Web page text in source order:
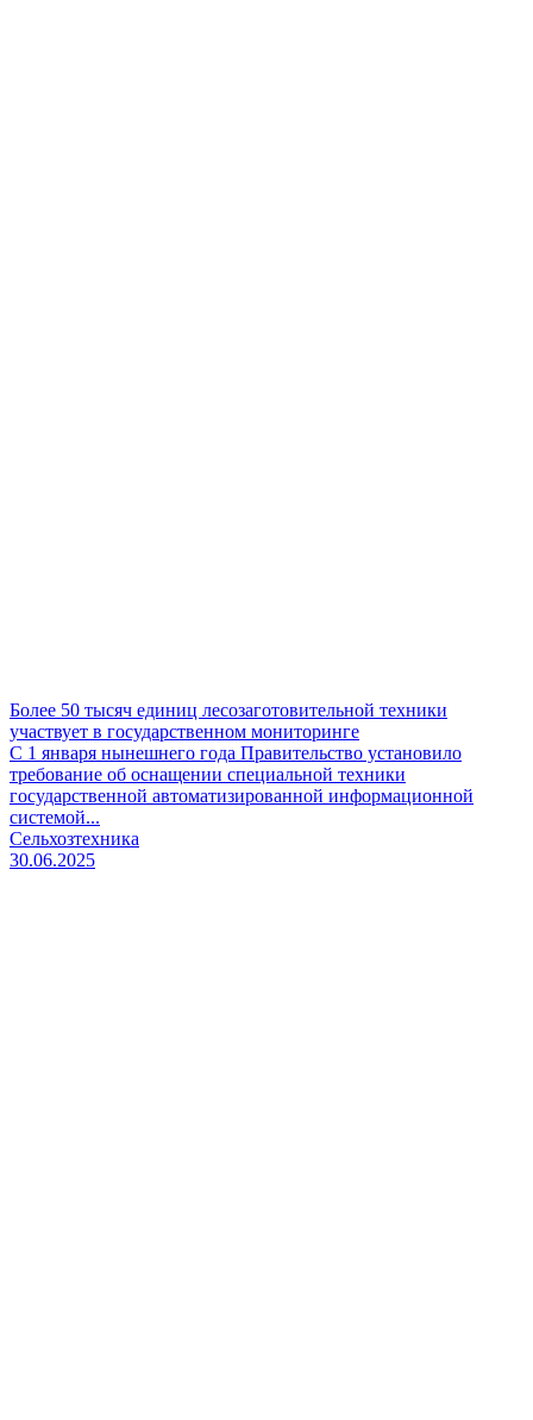
Более 50 тысяч единиц лесозаготовительной техники
участвует в государственном мониторинге
С 1 января нынешнего года Правительство установило
требование об оснащении специальной техники
государственной автоматизированной информационной
системой...
Сельхозтехника
30.06.2025